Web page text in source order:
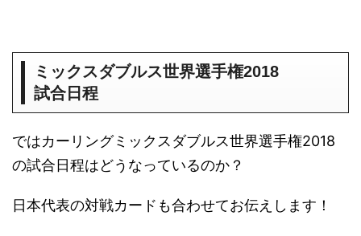
ミックスダブルス世界選手権2018
試合日程
ではカーリングミックスダブルス世界選手権2018
の試合日程はどうなっているのか？
日本代表の対戦カードも合わせてお伝えします！